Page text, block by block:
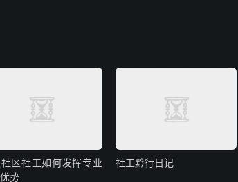
区社工如何发挥专业
势
社工黔行日记